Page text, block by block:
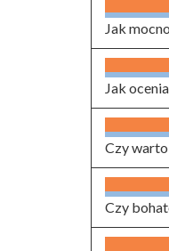
Jak
Jak
Czy
Czy